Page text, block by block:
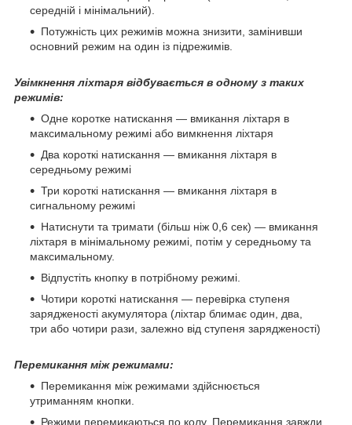
середній і мінімальний).
Потужність цих режимів можна знизити, замінивши
основний режим на один із підрежимів.
Увімкнення ліхтаря відбувається в одному з таких
режимів:
Одне коротке натискання — вмикання ліхтаря в
максимальному режимі або вимкнення ліхтаря
Два короткі натискання — вмикання ліхтаря в
середньому режимі
Три короткі натискання — вмикання ліхтаря в
сигнальному режимі
Натиснути та тримати (більш ніж 0,6 сек) — вмикання
ліхтаря в мінімальному режимі, потім у середньому та
максимальному.
Відпустіть кнопку в потрібному режимі.
Чотири короткі натискання — перевірка ступеня
зарядженості акумулятора (ліхтар блимає один, два,
три або чотири рази, залежно від ступеня зарядженості)
Перемикання між режимами:
Перемикання між режимами здійснюється
утриманням кнопки.
Режими перемикаються по колу. Перемикання завжди